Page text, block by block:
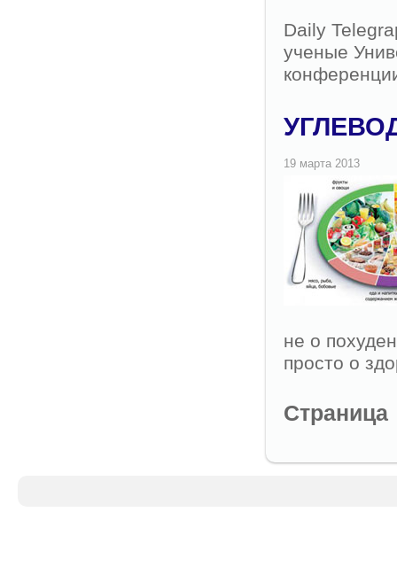
Daily
ученые
не о
просто о
Страница